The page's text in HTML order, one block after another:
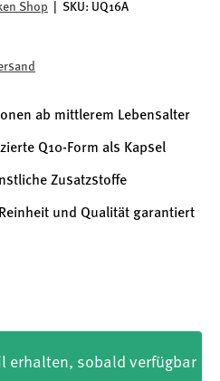
Shop SKU: UQ16A
ab mittlerem Lebensalter
Q10-Form als Kapsel
Zusatzstoffe
und Qualität garantiert
erhalten, sobald verfügbar